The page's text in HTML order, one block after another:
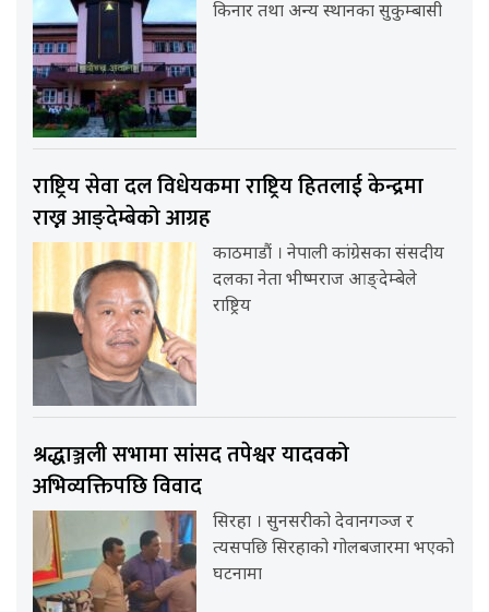
किनार तथा अन्य स्थानका सुकुम्बासी
राष्ट्रिय सेवा दल विधेयकमा राष्ट्रिय हितलाई केन्द्रमा
राख्न आङ्देम्बेको आग्रह
काठमाडौं । नेपाली कांग्रेसका संसदीय
दलका नेता भीष्मराज आङ्देम्बेले
राष्ट्रिय
श्रद्धाञ्जली सभामा सांसद तपेश्वर यादवको
अभिव्यक्तिपछि विवाद
सिरहा । सुनसरीको देवानगञ्ज र
त्यसपछि सिरहाको गोलबजारमा भएको
घटनामा